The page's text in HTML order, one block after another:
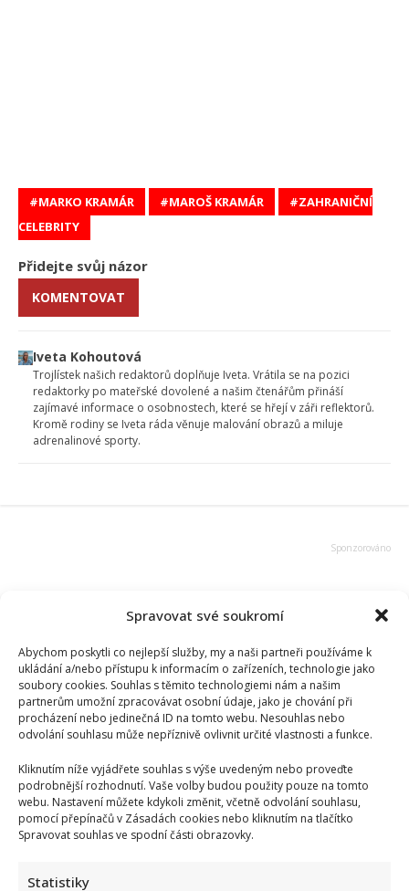
Spravovat své soukromí
Abychom poskytli co nejlepší služby, my a naši partneři používáme k
ukládání a/nebo přístupu k informacím o zařízeních, technologie jako
soubory cookies. Souhlas s těmito technologiemi nám a našim
partnerům umožní zpracovávat osobní údaje, jako je chování při
procházení nebo jedinečná ID na tomto webu. Nesouhlas nebo
odvolání souhlasu může nepříznivě ovlivnit určité vlastnosti a funkce.
Kliknutím níže vyjádřete souhlas s výše uvedeným nebo proveďte
podrobnější rozhodnutí. Vaše volby budou použity pouze na tomto
webu. Nastavení můžete kdykoli změnit, včetně odvolání souhlasu,
pomocí přepínačů v Zásadách cookies nebo kliknutím na tlačítko
Spravovat souhlas ve spodní části obrazovky.
Statistiky
MARKO KRAMÁR MAROŠ KRAMÁR
ZAHRANIČNÍ
CELEBRITY
Přidejte svůj názor
KOMENTOVAT
Iveta Kohoutová
Trojlístek našich redaktorů doplňuje Iveta. Vrátila se na pozici
redaktorky po mateřské dovolené a našim čtenářům přináší
zajímavé informace o osobnostech, které se hřejí v záři reflektorů.
Kromě rodiny se Iveta ráda věnuje malování obrazů a miluje
adrenalinové sporty.